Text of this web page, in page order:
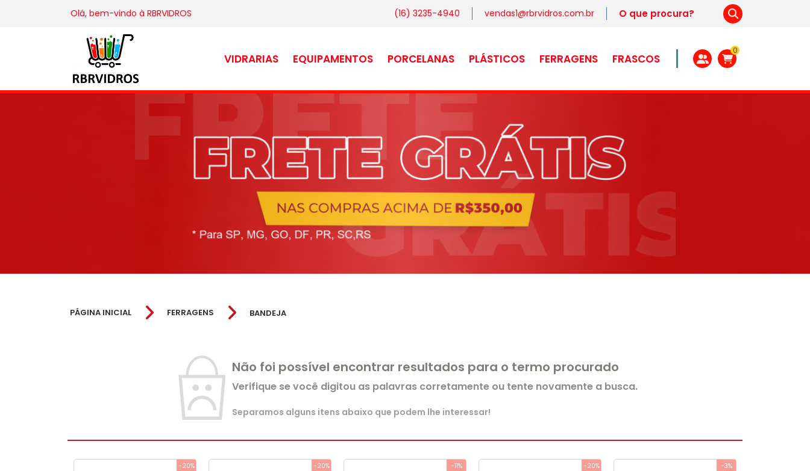
Olá, bem-vindo à RBRVIDROS (16) 3235-4940 vendas1@rbrvidros.com.br
VIDRARIAS EQUIPAMENTOS PORCELANAS PLÁSTICOS FERRAGENS FRASCOS
0
PÁGINA INICIAL FERRAGENS BANDEJA
Não foi possível encontrar resultados para o termo procurado
Verifique se você digitou as palavras corretamente ou tente novamente a busca.
Separamos alguns itens abaixo que podem lhe interessar!
-20% -20% -11% -20% -3%